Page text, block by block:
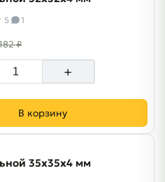
5 1
₽
+
В корзину
35х35х4 мм